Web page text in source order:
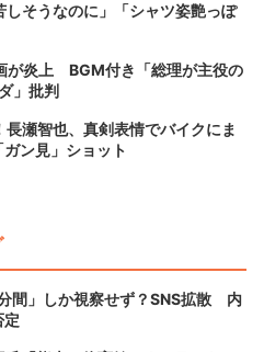
そうなのに」「シャツ姿艶っぽ
が炎上 BGM付き「総理が主役の
」批判
瀬智也、真剣表情でバイクにま
ン見」ショット
間」しか視察せず？SNS拡散 内
定